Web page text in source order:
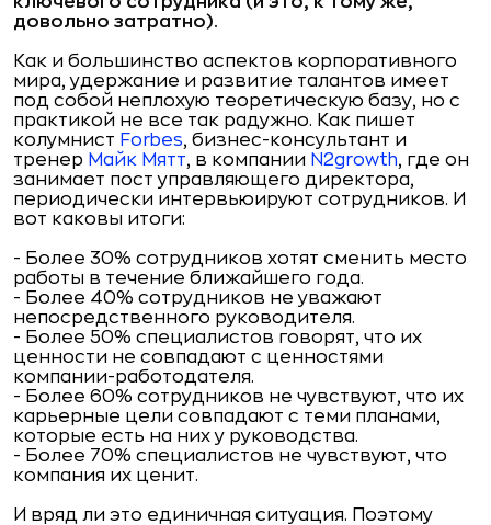
довольно затратно).
Как и большинство аспектов корпоративного
мира, удержание и развитие талантов имеет
под собой неплохую теоретическую базу, но с
практикой не все так радужно. Как пишет
колумнист Forbes, бизнес-консультант и
тренер Майк Мятт, в компании N2growth, где он
занимает пост управляющего директора,
периодически интервьюируют сотрудников. И
вот каковы итоги:
- Более 30% сотрудников хотят сменить место
работы в течение ближайшего года.
- Более 40% сотрудников не уважают
непосредственного руководителя.
- Более 50% специалистов говорят, что их
ценности не совпадают с ценностями
компании-работодателя.
- Более 60% сотрудников не чувствуют, что их
карьерные цели совпадают с теми планами,
которые есть на них у руководства.
- Более 70% специалистов не чувствуют, что
компания их ценит.
И вряд ли это единичная ситуация. Поэтому